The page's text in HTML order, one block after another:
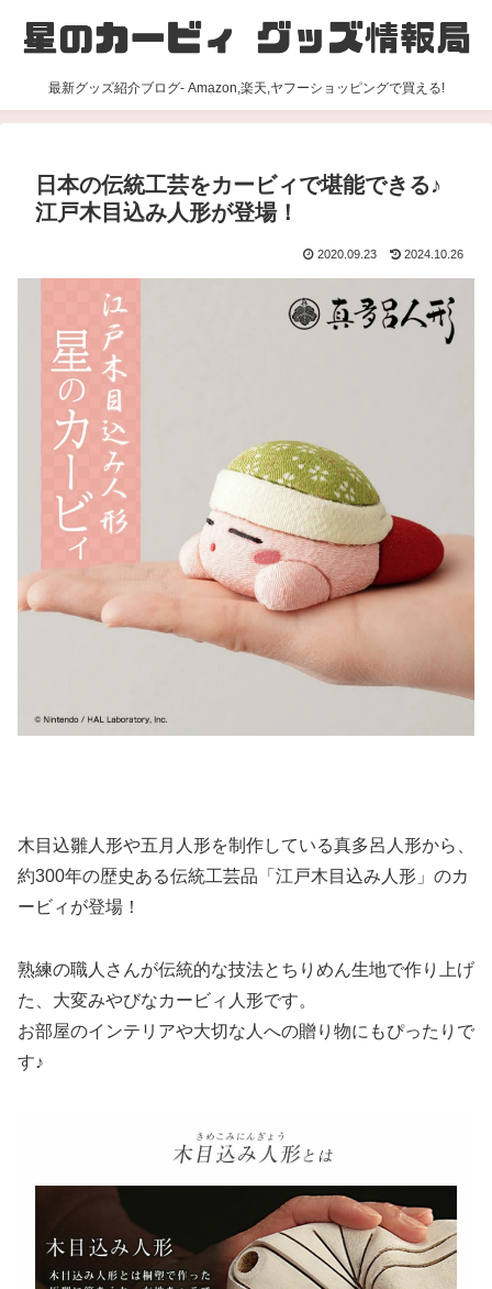
最新グッズ紹介ブログ- Amazon,楽天,ヤフーショッピングで買える!
日本の伝統工芸をカービィで堪能できる♪
江戸木目込み人形が登場！
2020.09.23 2024.10.26
木目込雛人形や五月人形を制作している真多呂人形から、
約300年の歴史ある伝統工芸品「江戸木目込み人形」のカ
ービィが登場！
熟練の職人さんが伝統的な技法とちりめん生地で作り上げ
た、大変みやびなカービィ人形です。
お部屋のインテリアや大切な人への贈り物にもぴったりで
す♪